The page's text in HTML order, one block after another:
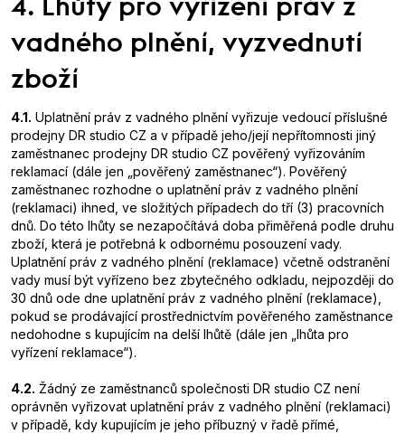
4. Lhůty pro vyřízení práv z
vadného plnění, vyzvednutí
zboží
4.1. Uplatnění práv z vadného plnění vyřizuje vedoucí příslušné
prodejny DR studio CZ a v případě jeho/její nepřítomnosti jiný
zaměstnanec prodejny DR studio CZ pověřený vyřizováním
reklamací (dále jen „pověřený zaměstnanec“). Pověřený
zaměstnanec rozhodne o uplatnění práv z vadného plnění
(reklamaci) ihned, ve složitých případech do tří (3) pracovních
dnů. Do této lhůty se nezapočítává doba přiměřená podle druhu
zboží, která je potřebná k odbornému posouzení vady.
Uplatnění práv z vadného plnění (reklamace) včetně odstranění
vady musí být vyřízeno bez zbytečného odkladu, nejpozději do
30 dnů ode dne uplatnění práv z vadného plnění (reklamace),
pokud se prodávající prostřednictvím pověřeného zaměstnance
nedohodne s kupujícím na delší lhůtě (dále jen „lhůta pro
vyřízení reklamace“).
4.2. Žádný ze zaměstnanců společnosti DR studio CZ není
oprávněn vyřizovat uplatnění práv z vadného plnění (reklamaci)
v případě, kdy kupujícím je jeho příbuzný v řadě přímé,